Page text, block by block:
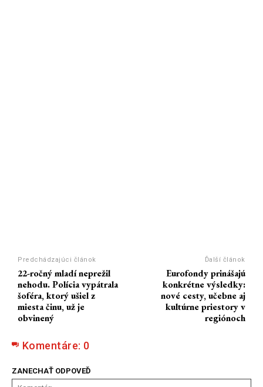
Predchádzajúci článok
22-ročný mladí neprežil
nehodu. Polícia vypátrala
šoféra, ktorý ušiel z
miesta činu, už je
obvinený
Ďalší článok
Eurofondy prinášajú
konkrétne výsledky:
nové cesty, učebne aj
kultúrne priestory v
regiónoch
Komentáre: 0
ZANECHAŤ ODPOVEĎ